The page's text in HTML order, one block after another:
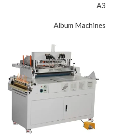
A3
Album Machines